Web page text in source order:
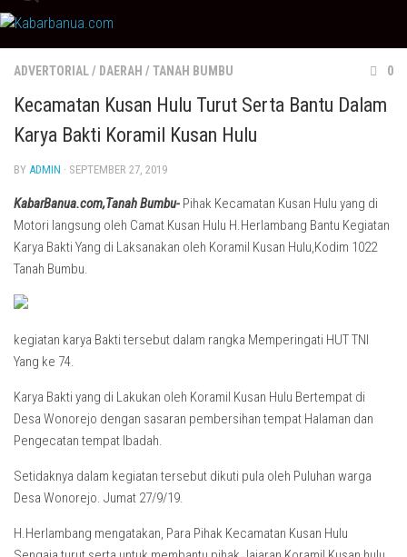
Skip
to
content
ADVERTORIAL/ DAERAH / TANAH BUMBU 0
Kecamatan Kusan Hulu Turut Serta Bantu Dalam
Karya Bakti Koramil Kusan Hulu
BY ADMIN · SEPTEMBER 27, 2019
KabarBanua.com,Tanah Bumbu- Pihak Kecamatan Kusan Hulu yang di
Motori langsung oleh Camat Kusan Hulu H.Herlambang Bantu Kegiatan
Karya Bakti Yang di Laksanakan oleh Koramil Kusan Hulu,Kodim 1022
Tanah Bumbu.
kegiatan karya Bakti tersebut dalam rangka Memperingati HUT TNI
Yang ke 74.
Karya Bakti yang di Lakukan oleh Koramil Kusan Hulu Bertempat di
Desa Wonorejo dengan sasaran pembersihan tempat Halaman dan
Pengecatan tempat Ibadah.
Setidaknya dalam kegiatan tersebut dikuti pula oleh Puluhan warga
Desa Wonorejo. Jumat 27/9/19.
H.Herlambang mengatakan, Para Pihak Kecamatan Kusan Hulu